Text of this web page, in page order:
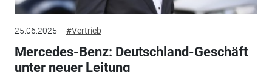
25.06.2025 #Vertrieb
Mercedes-Benz: Deutschland-Geschäft
unter neuer Leitung